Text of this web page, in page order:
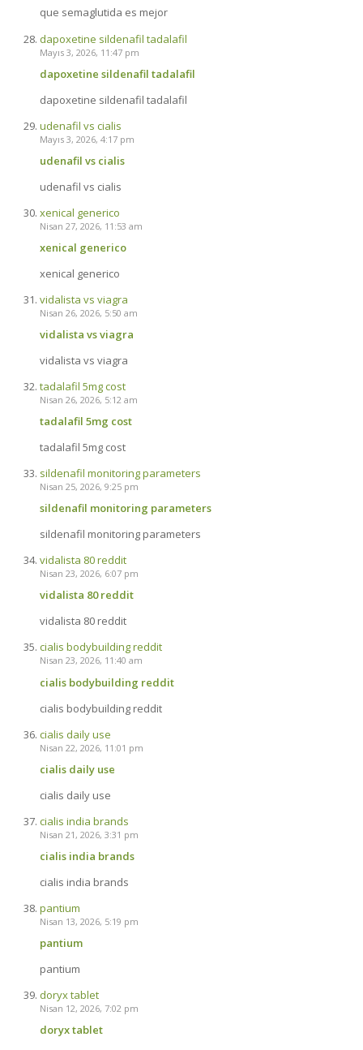
que semaglutida es mejor
dapoxetine sildenafil tadalafil
Mayıs 3, 2026, 11:47 pm
dapoxetine sildenafil tadalafil
dapoxetine sildenafil tadalafil
udenafil vs cialis
Mayıs 3, 2026, 4:17 pm
udenafil vs cialis
udenafil vs cialis
xenical generico
Nisan 27, 2026, 11:53 am
xenical generico
xenical generico
vidalista vs viagra
Nisan 26, 2026, 5:50 am
vidalista vs viagra
vidalista vs viagra
tadalafil 5mg cost
Nisan 26, 2026, 5:12 am
tadalafil 5mg cost
tadalafil 5mg cost
sildenafil monitoring parameters
Nisan 25, 2026, 9:25 pm
sildenafil monitoring parameters
sildenafil monitoring parameters
vidalista 80 reddit
Nisan 23, 2026, 6:07 pm
vidalista 80 reddit
vidalista 80 reddit
cialis bodybuilding reddit
Nisan 23, 2026, 11:40 am
cialis bodybuilding reddit
cialis bodybuilding reddit
cialis daily use
Nisan 22, 2026, 11:01 pm
cialis daily use
cialis daily use
cialis india brands
Nisan 21, 2026, 3:31 pm
cialis india brands
cialis india brands
pantium
Nisan 13, 2026, 5:19 pm
pantium
pantium
doryx tablet
Nisan 12, 2026, 7:02 pm
doryx tablet